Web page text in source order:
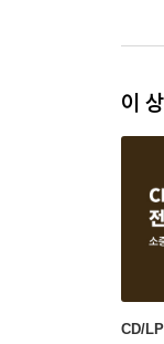
이
CD/